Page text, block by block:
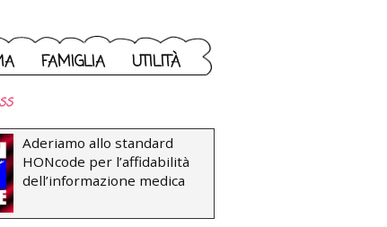
FAMIGLIA UTILITÀ
Aderiamo allo standard
HONcode per l’affidabilità
dell’informazione medica